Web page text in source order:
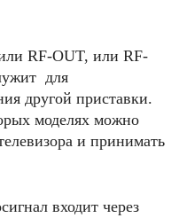
RF-OUT, или RF-
для
другой приставки.
моделях можно
и принимать
входит через